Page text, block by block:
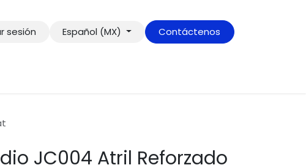
sesión Español (MX) Contáctenos
JC004 Atril Reforzado